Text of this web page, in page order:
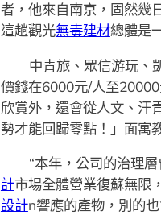
者，他來自南京，固然幾
這趟觀光無毒建材總體是
中青旅、眾信游玩、
價錢在6000元/人至
欣賞外，還會從人文、汗
勢才能回歸零點！」面寓
“本年，公司的治理
計市場全體營業復蘇無限
設計n響應的產物，別的